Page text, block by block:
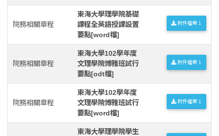
院務相關章程
東海大學理學院基礎
課程全英語授課設置
要點[word檔]
附件檔案 1
院務相關章程
東海大學102學年度
文理學院博雅班試行
要點[odt檔]
附件檔案 1
院務相關章程
東海大學102學年度
文理學院博雅班試行
要點[word檔]
附件檔案 1
東海大學理學院學生